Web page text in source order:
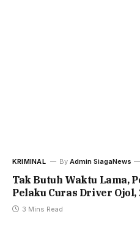
KRIMINAL By Admin SiagaNews
Tak Butuh Waktu Lama,
Pelaku Curas Driver Ojol,
3 Mins Read